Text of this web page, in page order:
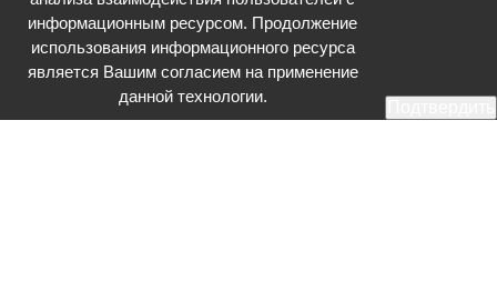
информационным ресурсом. Продолжение
использования информационного ресурса
является Вашим согласием на применение
данной технологии.